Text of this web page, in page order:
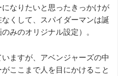
なりたいと思ったきっかけが
くして、スパイダーマンは誕
みのオリジナル設定）。
ますが、アベンジャーズの中
ここまで人を目にかけること